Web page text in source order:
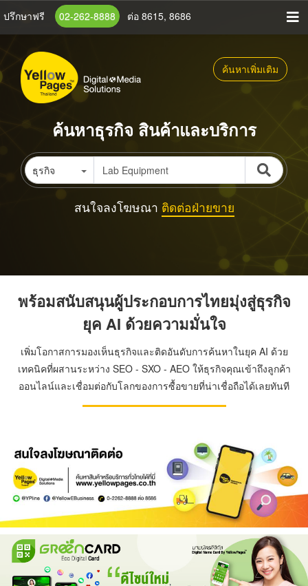
ข้าม
เนื้อหา
หลัก
ปรึกษาฟรี 02-262-8888 ต่อ 8615, 8686
ค้นหาเพิ่มเติม
ค้นหาธุรกิจ สินค้าและบริการ
ธุรกิจ
สนใจลงโฆษณา ติดต่อฝ่ายขาย
พร้อมสนับสนุนผู้ประกอบการไทยมุ่งสู่ธุรกิจ
ยุค AI ด้วยความมั่นใจ
เพิ่มโอกาสการมองเห็นธุรกิจและติดอันดับการค้นหาในยุค AI ด้วย
เทคนิคที่ผสานระหว่าง SEO - SXO - AEO ให้ธุรกิจคุณเข้าถึงลูกค้า
ออนไลน์และเชื่อมต่อกับโลกของการซื้อขายที่น่าเชื่อถือได้เลยทันที